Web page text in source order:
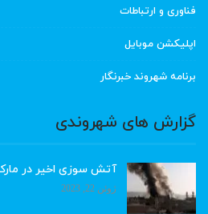
فناوری و ارتباطات
اپلیکشن موبایل
برنامه شهروند خبرنگار
گزارش های شهروندی
آتش سوزی اخیر در
ژوئن 22, 2023